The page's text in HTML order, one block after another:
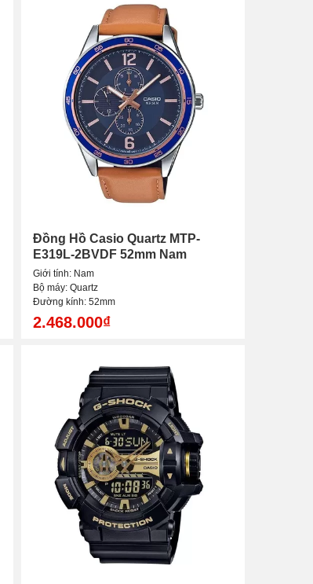
Đồng Hồ Casio Quartz MTP-
E319L-2BVDF 52mm Nam
Giới tính: Nam
Bộ máy: Quartz
Đường kính: 52mm
2.468.000₫